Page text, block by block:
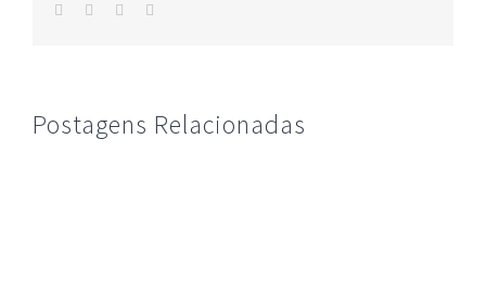
facebook
twitter whatsapp
Postagens Relacionadas